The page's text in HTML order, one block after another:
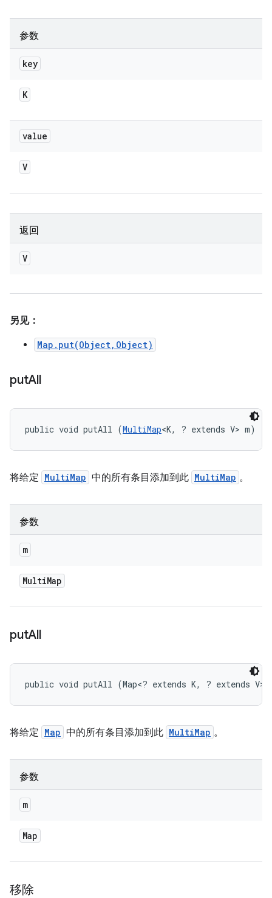
参数
key
K
value
V
返回
V
另见：
Map.put(Object,Object)
putAll
public void putAll (MultiMap<K, ? extends V> m)
将给定 MultiMap 中的所有条目添加到此 MultiMap 。
参数
m
MultiMap
putAll
public void putAll (Map<? extends K, ? extends V>
将给定 Map 中的所有条目添加到此 MultiMap 。
参数
m
Map
移除